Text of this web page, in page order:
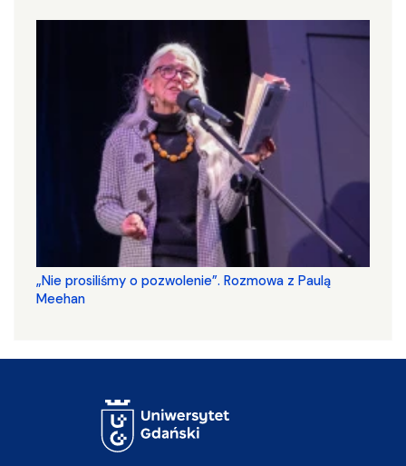
„Nie prosiliśmy o pozwolenie”. Rozmowa z Paulą
Meehan